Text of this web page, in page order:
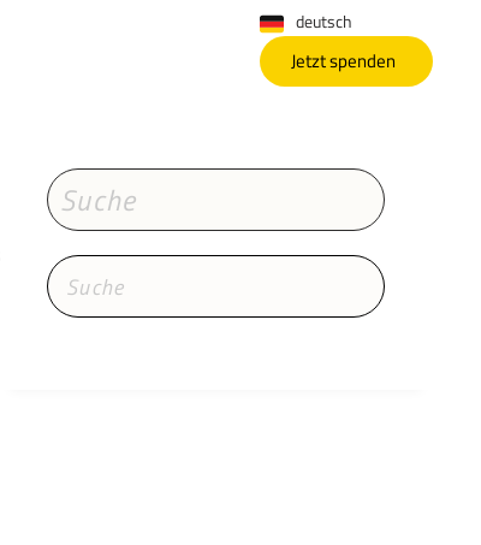
deutsch
Jetzt spenden